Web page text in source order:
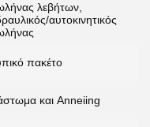
λεβήτων,
αυτοκινητικός
πακέτο
και Anneiing